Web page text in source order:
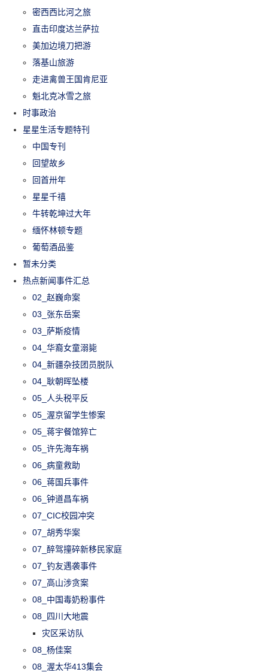
密西西比河之旅
直击印度达兰萨拉
美加边境刀把游
落基山旅游
走进禽兽王国肯尼亚
魁北克冰雪之旅
时事政治
星星生活专题特刊
中国专刊
回望故乡
回首卅年
星星千禧
牛转乾坤过大年
缅怀林顿专题
葡萄酒品鉴
暂未分类
热点新闻事件汇总
02_赵巍命案
03_张东岳案
03_萨斯疫情
04_华裔女童溺毙
04_新疆杂技团员脱队
04_耿朝晖坠楼
05_人头税平反
05_渥京留学生惨案
05_蒋宇餐馆猝亡
05_许先海车祸
06_病童救助
06_蒋国兵事件
06_钟道昌车祸
07_CIC校园冲突
07_胡秀华案
07_醉驾撞碎新移民家庭
07_钓友遇袭事件
07_高山涉贪案
08_中国毒奶粉事件
08_四川大地震
灾区采访队
08_杨佳案
08_渥太华413集会